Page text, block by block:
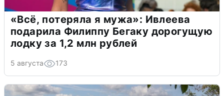
«Всё, потеряла я мужа»: Ивлеева
подарила Филиппу Бегаку дорогущую
лодку за 1,2 млн рублей
5 августа 173